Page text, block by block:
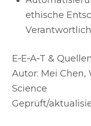
ethische
E‑E‑A‑T & Quellen
Autor: Mei Chen,
Science
Geprüft/